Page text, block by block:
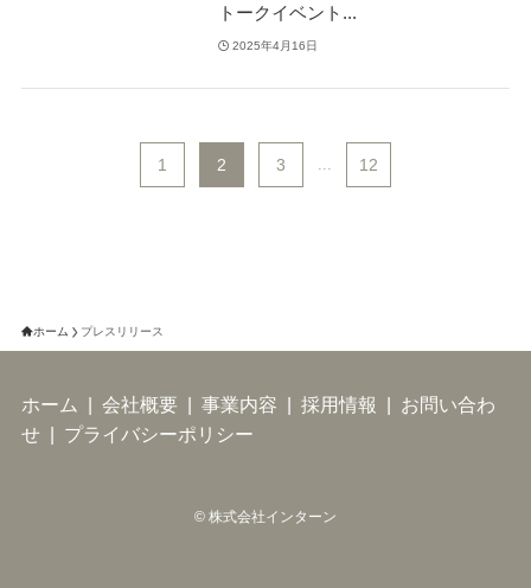
トークイベント...
2025年4月16日
1 2 3 12
ホーム プレスリリース
ホーム | 会社概要| 事業内容 | 採用情報 | お問い合わ
せ| プライバシーポリシー
© 株式会社インターン